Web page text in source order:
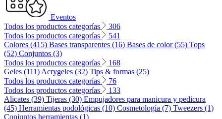
Eventos
Todos los productos categorías
306
Todos los productos categorías
541
Colores (415) Bases transparentes (16) Bases de color (55) Tops
(52) Conjuntos (3)
Todos los productos categorías
168
Geles (111) Acrygeles (32) Tips & formas (25)
Todos los productos categorías
76
Todos los productos categorías
133
Alicates (39) Tijeras (30) Empujadores para manicura y pedicura
(45) Herramientas podológicas (10) Cosmetología (7) Tweezers (1)
Conjuntos herramientas (1)